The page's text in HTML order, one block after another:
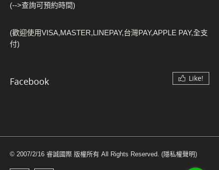
(-->查詢可預約時間)
(歡迎使用VISA,MASTER,LINEPAY,台灣PAY,APPLE PAY,全支
付)
Facebook Like!
© 2007/2/16 睿誠國際 版權所有 All Rights Reserved. (隱私權聲明)